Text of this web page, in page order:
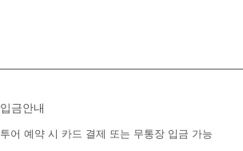
입금안내
투어 예약 시 카드 결제 또는 무통장 입금 가능